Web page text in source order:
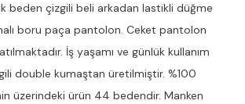
beden çizgili beli arkadan lastikli düğme
boru paça pantolon. Ceket pantolon
İş yaşamı ve günlük kullanım
double kumaştan üretilmiştir. %100
üzerindeki ürün 44 bedendir. Manken